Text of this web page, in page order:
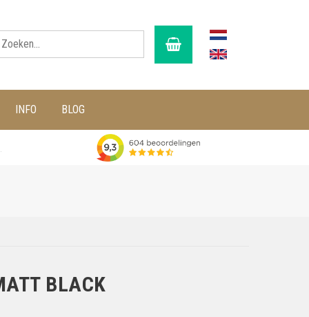
INFO BLOG
BLACK